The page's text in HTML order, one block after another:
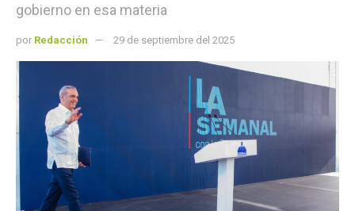
gobierno en esa materia
por Redacción 29 de septiembre del 2025